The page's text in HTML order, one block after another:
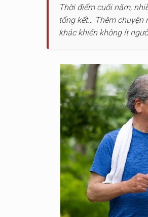
Thời điểm cuối năm,
tổng kết… Thêm chuyện
khác khiến không ít